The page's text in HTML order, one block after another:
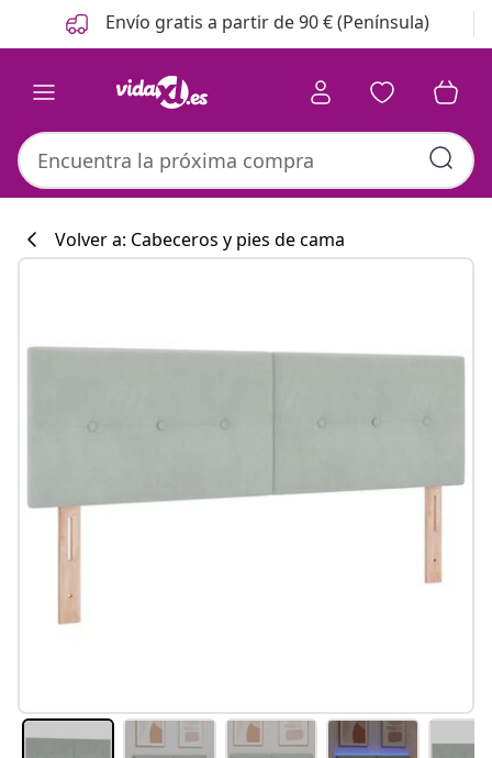
Anterior
Siguiente Envío gratis a partir de 90 € (Península)
#sharemevidaxl
Volver a: Cabeceros y pies de cama